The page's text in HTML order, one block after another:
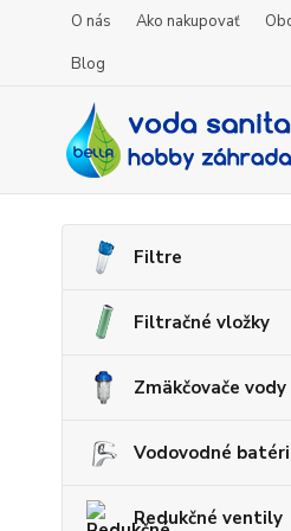
O nás Ako nakupovať
Blog
Filtre
Filtračné vložky
Zmäkčovače vody
Vodovodné
Redukčné ventily